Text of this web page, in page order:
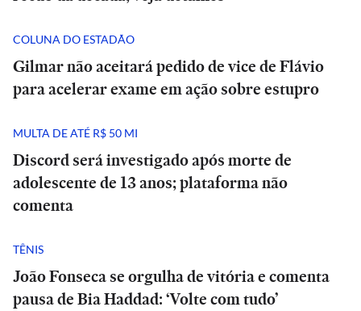
COLUNA DO ESTADÃO
Gilmar não aceitará pedido de vice de Flávio
para acelerar exame em ação sobre estupro
MULTA DE ATÉ R$ 50 MI
Discord será investigado após morte de
adolescente de 13 anos; plataforma não
comenta
TÊNIS
João Fonseca se orgulha de vitória e comenta
pausa de Bia Haddad: ‘Volte com tudo’